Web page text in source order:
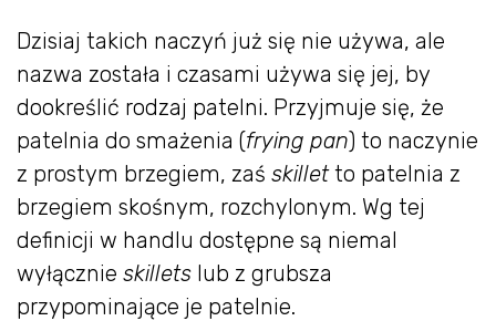
Dzisiaj takich naczyń już się nie używa, ale
nazwa została i czasami używa się jej, by
dookreślić rodzaj patelni. Przyjmuje się, że
patelnia do smażenia (frying pan) to naczynie
z prostym brzegiem, zaś skilletto patelnia z
brzegiem skośnym, rozchylonym. Wg tej
definicji w handlu dostępne są niemal
wyłącznie skillets lub z grubsza
przypominające je patelnie.